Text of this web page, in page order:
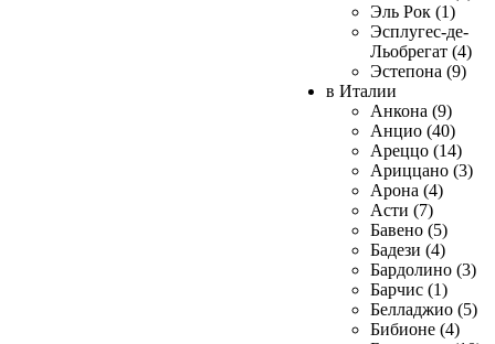
Эль Рок (1)
Эсплугес-де-
Льобрегат (4)
Эстепона (9)
в Италии
Анкона (9)
Анцио (40)
Ареццо (14)
Ариццано (3)
Арона (4)
Асти (7)
Бавено (5)
Бадези (4)
Бардолино (3)
Барчис (1)
Белладжио (5)
Бибионе (4)